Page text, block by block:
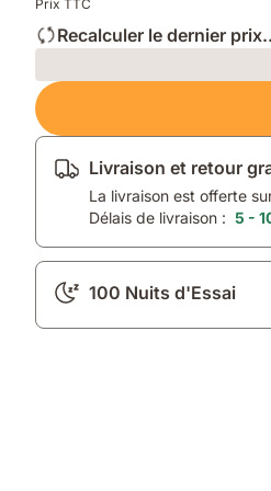
Prix TTC
Recalculer le dernier
Loading
Livraison et retour
La livraison est offerte
Délais de livraison : 5 -
100 Nuits d'Essai